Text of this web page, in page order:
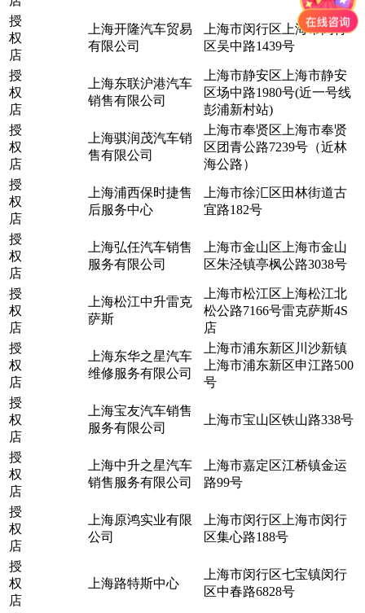
授
权
店
上海开隆汽车贸易
有限公司
上海市闵行区上海市闵行
区吴中路1439号
授
权
店
上海东联沪港汽车
销售有限公司
上海市静安区上海市静安
区场中路1980号(近一号线
彭浦新村站)
授
权
店
上海骐润茂汽车销
售有限公司
上海市奉贤区上海市奉贤
区团青公路7239号（近林
海公路）
授
权
店
上海浦西保时捷售
后服务中心
上海市徐汇区田林街道古
宜路182号
授
权
店
上海弘任汽车销售
服务有限公司
上海市金山区上海市金山
区朱泾镇亭枫公路3038号
授
权
店
上海松江中升雷克
萨斯
上海市松江区上海松江北
松公路7166号雷克萨斯4S
店
授
权
店
上海东华之星汽车
维修服务有限公司
上海市浦东新区川沙新镇
上海市浦东新区申江路500
号
授
权
店
上海宝友汽车销售
服务有限公司
上海市宝山区铁山路338号
授
权
店
上海中升之星汽车
销售服务有限公司
上海市嘉定区江桥镇金运
路99号
授
权
店
上海原鸿实业有限
公司
上海市闵行区上海市闵行
区集心路188号
授
权
店
上海路特斯中心
上海市闵行区七宝镇闵行
区中春路6828号